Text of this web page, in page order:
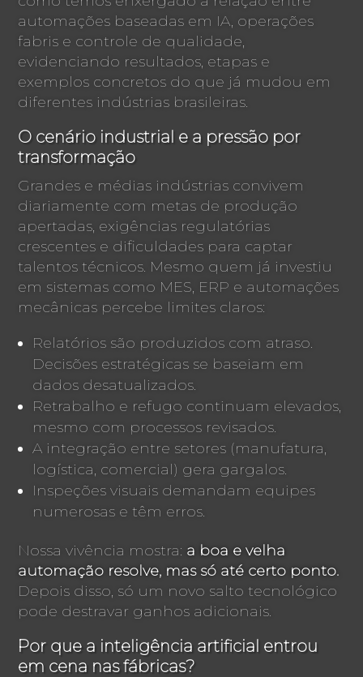
automações baseadas em IA, operações
fabris e controle de qualidade,
evidenciando resultados, etapas e
exemplos concretos do que já mudou em
diferentes indústrias brasileiras.
O cenário industrial e a pressão por
transformação
Grandes e médias indústrias convivem
diariamente com metas de produção
apertadas, exigências regulatórias
crescentes e dificuldades para captar
talentos técnicos. Mesmo quem já investiu
em sistemas como MES, ERP e automações
mecânicas percebe limites claros:
Relatórios são produzidos com atraso.
Decisões estratégicas se baseiam em
dados desatualizados.
Retrabalho e refugo continuam elevados,
mesmo com processos revisados.
A integração entre setores (manufatura,
logística, comercial) gera gargalos.
Inspeções visuais demandam equipes
numerosas e têm erros.
Nossa vivência mostra: a boa e velha
automação resolve, mas só até certo ponto.
Depois disso, só um novo salto tecnológico
pode destravar ganhos adicionais.
Por que a inteligência artificial entrou
em cena nas fábricas?